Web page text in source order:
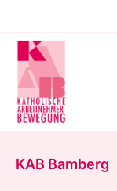
springen
KAB Bamberg